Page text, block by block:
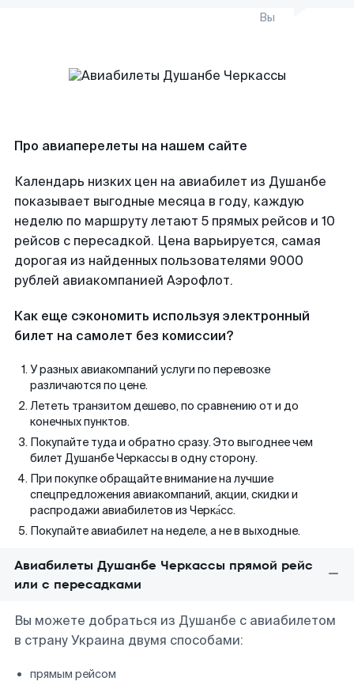
Вы
Про авиаперелеты на нашем сайте
Календарь низких цен на авиабилет из Душанбе
показывает выгодные месяца в году, каждую
неделю по маршруту летают 5 прямых рейсов и 10
рейсов с пересадкой. Цена варьируется, самая
дорогая из найденных пользователями 9000
рублей авиакомпанией Аэрофлот.
Как еще сэкономить используя электронный
билет на самолет без комиссии?
У разных авиакомпаний услуги по перевозке
различаются по цене.
Лететь транзитом дешево, по сравнению от и до
конечных пунктов.
Покупайте туда и обратно сразу. Это выгоднее чем
билет Душанбе Черкассы в одну сторону.
При покупке обращайте внимание на лучшие
спецпредложения авиакомпаний, акции, скидки и
распродажи авиабилетов из Черка́сс.
Покупайте авиабилет на неделе, а не в выходные.
Авиабилеты Душанбе Черкассы прямой рейс
или с пересадками
Вы можете добраться из Душанбе с авиабилетом
в страну Украина двумя способами:
прямым рейсом